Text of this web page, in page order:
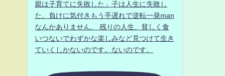
親は子育てに失敗した」子は人生に失敗し
た。負けに気付きもう手遅れで逆転一発man
なんかありません、 残りの人生、貧しく食
いつないでわずかな楽しみなど見つけて生き
ていくしかないのです。ないのです。